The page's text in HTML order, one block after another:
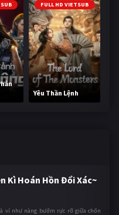
FULL HD VIETSUB
Yêu Thần Lệnh
Kì Hoán Hồn Đổi Xác~
ví như nàng bướm rực rỡ giữa chốn